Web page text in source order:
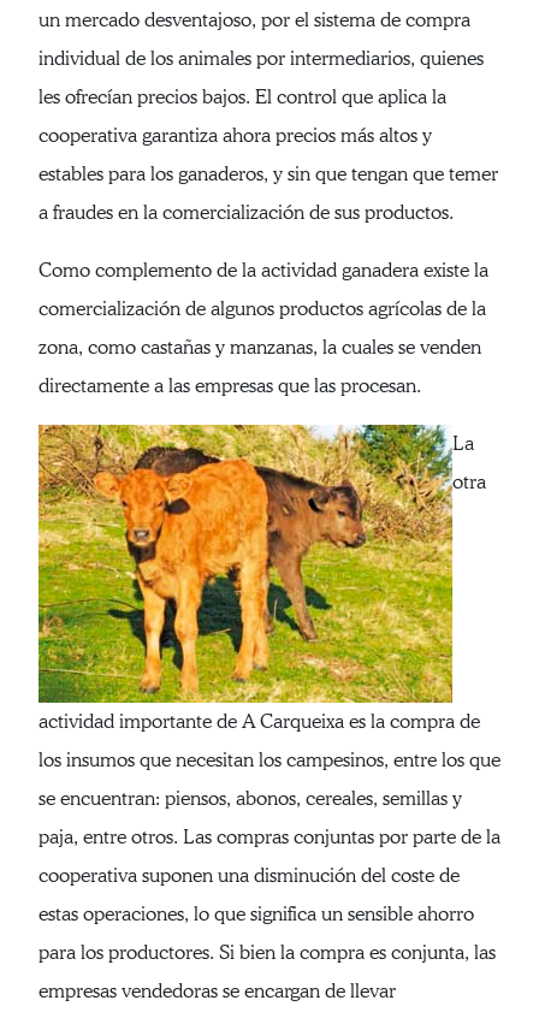
un mercado desventajoso, por el sistema de compra
individual de los animales por intermediarios, quienes
les ofrecían precios bajos. El control que aplica la
cooperativa garantiza ahora precios más altos y
estables para los ganaderos, y sin que tengan que temer
a fraudes en la comercialización de sus productos.
Como complemento de la actividad ganadera existe la
comercialización de algunos productos agrícolas de la
zona, como castañas y manzanas, la cuales se venden
directamente a las empresas que las procesan.
La
otra
actividad importante de A Carqueixa es la compra de
los insumos que necesitan los campesinos, entre los que
se encuentran: piensos, abonos, cereales, semillas y
paja, entre otros. Las compras conjuntas por parte de la
cooperativa suponen una disminución del coste de
estas operaciones, lo que significa un sensible ahorro
para los productores. Si bien la compra es conjunta, las
empresas vendedoras se encargan de llevar